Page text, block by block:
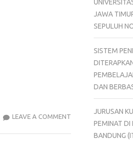
LEAVE A COMMENTPENDIDIKAN
KESADARAN
LINGKUNGAN
JAWA
SEPULUH
SISTEM
DAN
JURUSAN
PEMINAT DI
BANDUNG